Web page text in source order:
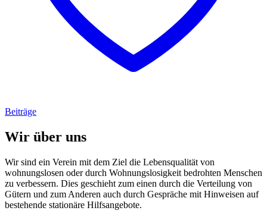
Beiträge
Wir über uns
Wir sind ein Verein mit dem Ziel die Lebensqualität von
wohnungslosen oder durch Wohnungslosigkeit bedrohten Menschen
zu verbessern. Dies geschieht zum einen durch die Verteilung von
Gütern und zum Anderen auch durch Gespräche mit Hinweisen auf
bestehende stationäre Hilfsangebote.